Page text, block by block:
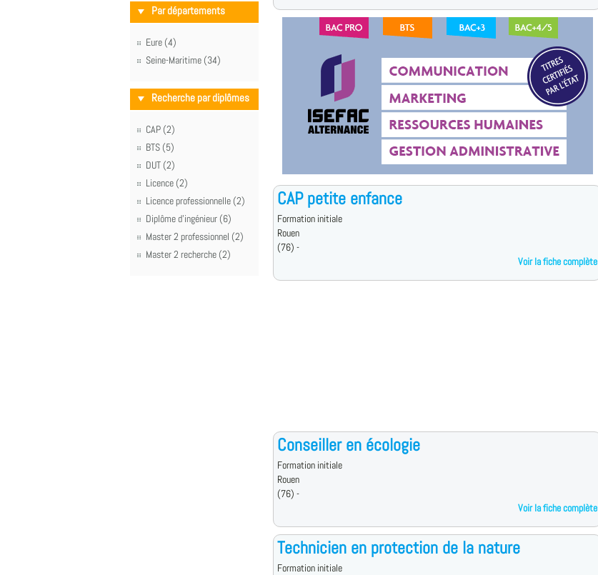
Par départements
Eure (4)
Seine-Maritime (34)
Recherche par diplômes
CAP (2)
BTS (5)
DUT (2)
Licence (2)
Licence professionnelle (2)
Diplôme d'ingénieur (6)
Master 2 professionnel (2)
Master 2 recherche (2)
CAP petite enfance
Formation initiale
Rouen
(76) -
Voir la fiche complète
Conseiller en écologie
Formation initiale
Rouen
(76) -
Voir la fiche complète
Technicien en protection de la nature
Formation initiale